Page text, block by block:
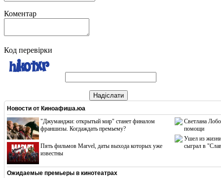
Коментар
Код перевірки
Надіслати
Новости от Киноафиша.юа
"Джуманджи: открытый мир" станет финалом
франшизы. Когдаждать премьему?
Пять фильмов Marvel, даты выхода которых уже
известны
Светлана
помощи
Ушел из жизни
сыграл в
Ожидаемые премьеры в кинотеатрах